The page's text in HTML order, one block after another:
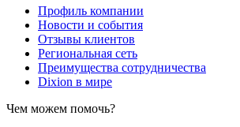
Профиль компании
Новости и события
Отзывы клиентов
Региональная сеть
Преимущества сотрудничества
Dixion в мире
Чем можем помочь?